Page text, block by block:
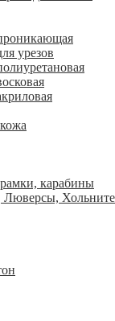
урезов
карабины
Люверсы,